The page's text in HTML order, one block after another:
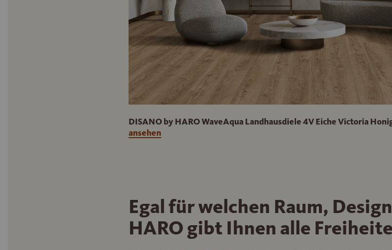
DISANO by HARO WaveAqua Landhausdiele 4V Eiche Victoria
ansehen
Egal für welchen Raum,
HARO gibt Ihnen alle